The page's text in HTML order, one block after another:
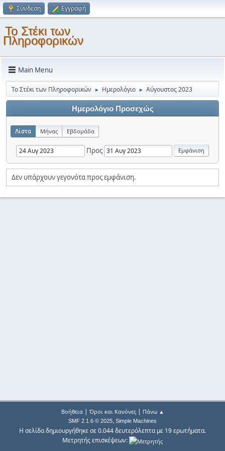
Σύνδεση Εγγραφή
Το Στέκι των
Πληροφορικών
Main Menu
Το Στέκι των Πληροφορικών ► Ημερολόγιο ► Αύγουστος 2023
Ημερολόγιο Προσεχώς
Λίστα Μήνας Εβδομάδα
Προς
Δεν υπάρχουν γεγονότα προς εμφάνιση.
Βοήθεια| Όροι και Κανόνες| Πάνω ▲
SMF 2.1.6 © 2025, Simple Machines
Η σελίδα δημιουργήθηκε σε 0.044 δευτερόλεπτα με 19 ερωτήματα.
Μετρητής επισκέψεων: